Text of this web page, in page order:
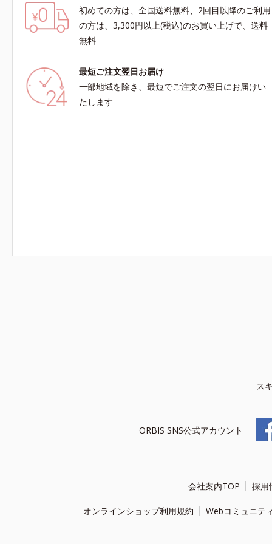
初めての方は、全国送料無料、2回目以降のご利用
の方は、3,300円以上(税込)のお買い上げで、送料
無料
最短ご注文翌日お届け
一部地域を除き、最短でご注文の翌日にお届けい
たします
ス
ORBIS SNS公式アカウント
会社案内TOP 採用
オンラインショップ利用規約 Webコミュニテ